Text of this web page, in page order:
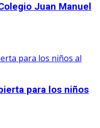
Juan Manuel
para los niños